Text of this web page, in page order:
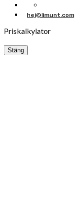
hej@limunt.com
Priskalkylator
Stäng